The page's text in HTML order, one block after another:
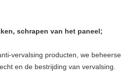
schrapen van het paneel;
vervalsing producten, we
en de bestrijding van vervalsing.